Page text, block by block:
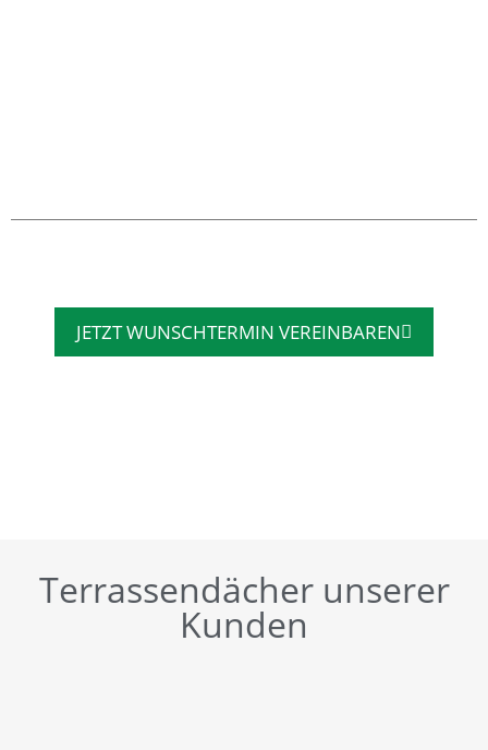
JETZT WUNSCHTERMIN VEREINBAREN
Terrassendächer unserer
Kunden